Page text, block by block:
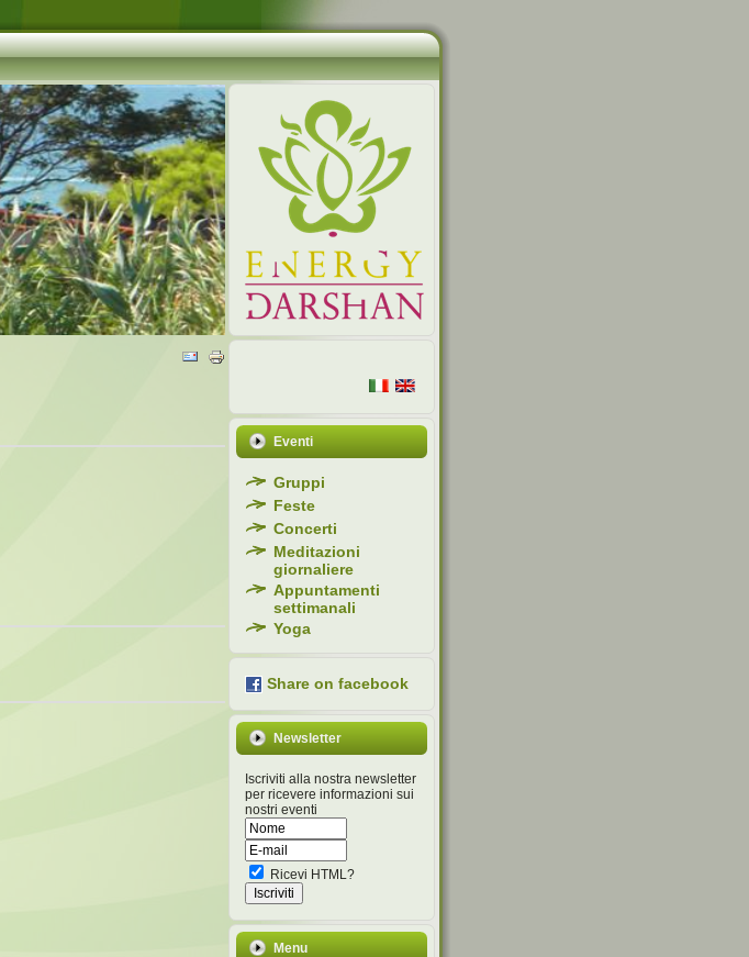
Eventi
Gruppi
Feste
Concerti
Meditazioni
giornaliere
Appuntamenti
settimanali
Yoga
Share on facebook
Newsletter
Iscriviti alla nostra newsletter
per ricevere informazioni sui
nostri eventi
Ricevi HTML?
Menu